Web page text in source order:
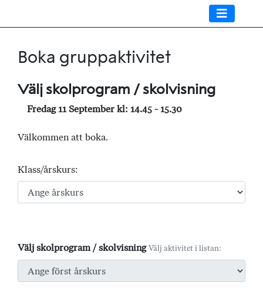
Boka gruppaktivitet
Välj skolprogram / skolvisning
Fredag 11 September kl: 14.45 - 15.30
Välkommen att boka.
Klass/årskurs:
Välj skolprogram / skolvisning Välj aktivitet i listan: